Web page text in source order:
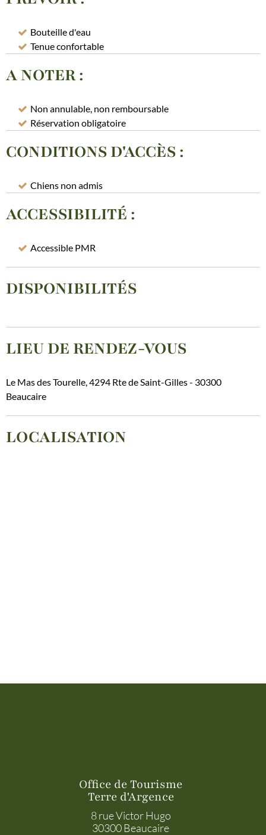
Bouteille d'eau
Tenue confortable
A NOTER:
Non annulable, non remboursable
Réservation obligatoire
CONDITIONS D'ACCÈS:
Chiens non admis
ACCESSIBILITÉ :
Accessible PMR
DISPONIBILITÉS
LIEU DE RENDEZ-VOUS
Le Mas des Tourelle, 4294 Rte de Saint-Gilles - 30300
Beaucaire
LOCALISATION
Office de Tourisme
Terre d'Argence
8 rue Victor Hugo
30300 Beaucaire